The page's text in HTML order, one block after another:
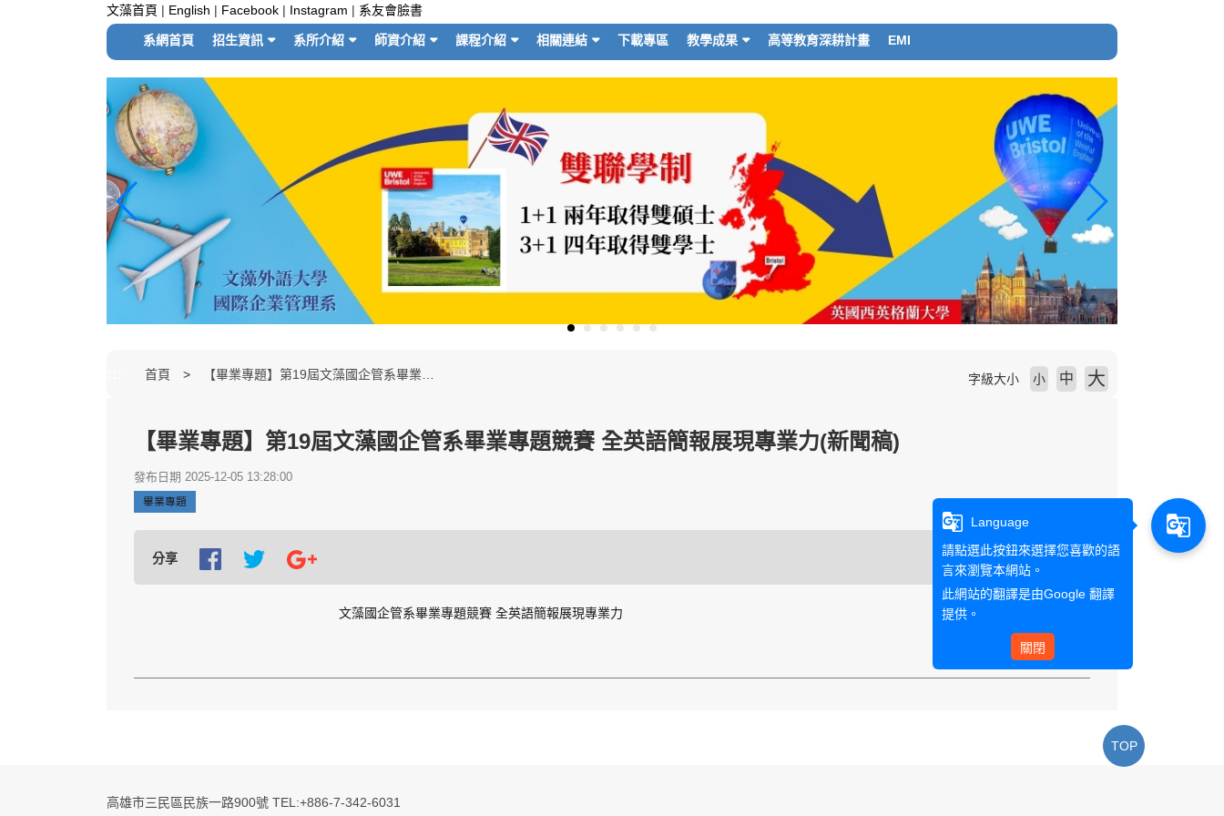
文藻首頁 | English | Facebook | Instagram | 系友會臉書
系網首頁 招生資訊 系所介紹 師資介紹 課程介紹 相關連結 下載專區 教學成果 高等教育深耕計畫 EMI
首頁 字級大小 小 中 大
【畢業專題】第19屆文藻國企管系畢業專題競賽 全英語簡報展現專業力(新聞稿)
發布日期 2025-12-05 13:28:00
畢業專題
分享 列印
文藻國企管系畢業專題競賽 全英語簡報展現專業力
高雄市三民區民族一路900號 TEL:+886-7-342-6031
TOP
g_translate
Language
請點選此按鈕來選擇您喜歡的語
言來瀏覽本網站。
此網站的翻譯是由Google 翻譯
提供。
關閉
g_translate